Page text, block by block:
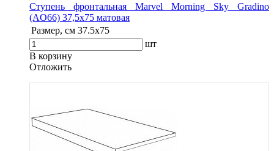
Ступень фронтальная Marvel Morning Sky Gradino
(AO66) 37,5x75 матовая
Размер, см 37.5x75
шт
В корзину
Oтложить